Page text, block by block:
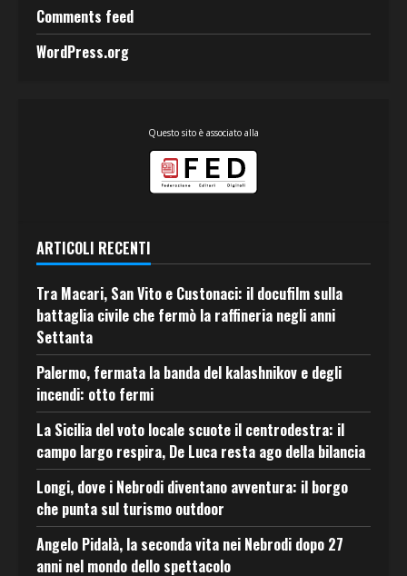
Comments feed
WordPress.org
Questo sito è associato alla
ARTICOLI RECENTI
Tra Macari, San Vito e Custonaci: il docufilm sulla
battaglia civile che fermò la raffineria negli anni
Settanta
Palermo, fermata la banda del kalashnikov e degli
incendi: otto fermi
La Sicilia del voto locale scuote il centrodestra: il
campo largo respira, De Luca resta ago della bilancia
Longi, dove i Nebrodi diventano avventura: il borgo
che punta sul turismo outdoor
Angelo Pidalà, la seconda vita nei Nebrodi dopo 27
anni nel mondo dello spettacolo